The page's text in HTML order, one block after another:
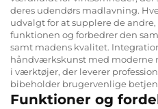
deres udendørs madlavning.
udvalgt for at supplere de
funktionen og forbedrer den
samt madens kvalitet.
håndværkskunst med moderne
i værktøjer, der leverer
bibeholder brugervenlige
Funktioner og